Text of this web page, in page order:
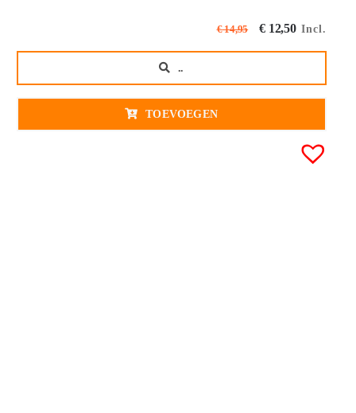
€14,95
prijs
€ 12,50Huidige
prijs
Incl.
..
TOEVOEGEN